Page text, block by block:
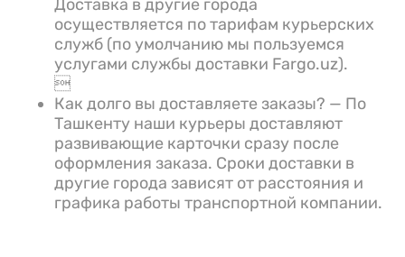
Доставка в другие города
осуществляется по тарифам курьерских
служб (по умолчанию мы пользуемся
услугами службы доставки Fargo.uz).

Как долго вы доставляете заказы? — По
Ташкенту наши курьеры доставляют
развивающие карточки сразу после
оформления заказа. Сроки доставки в
другие города зависят от расстояния и
графика работы транспортной компании.